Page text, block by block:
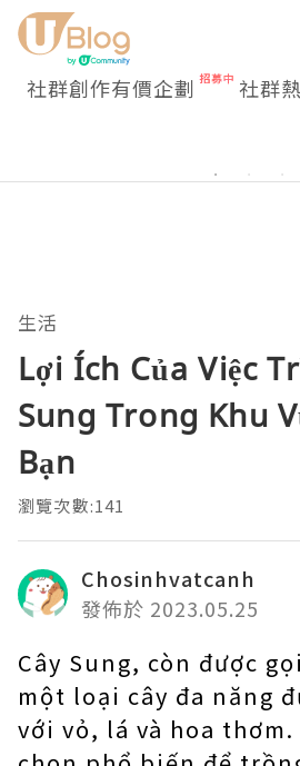
社群創作有價企劃 社群
生活
Lợi Ích Của Việc
Sung Trong Khu
Bạn
瀏覽次數:141
Chosinhvatcanh
發佈於 2023.05.25
Cây Sung, còn được
một loại cây đa năng
với vỏ, lá và hoa